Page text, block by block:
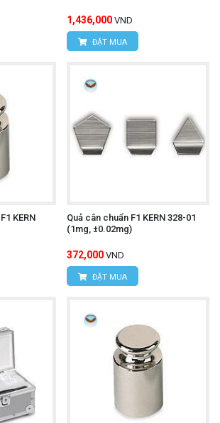
1,436,000 VND
ĐẶT MUA
KERN
Quả cân chuẩn F1 KERN 328-01
(1mg, ±0.02mg)
372,000 VND
ĐẶT MUA